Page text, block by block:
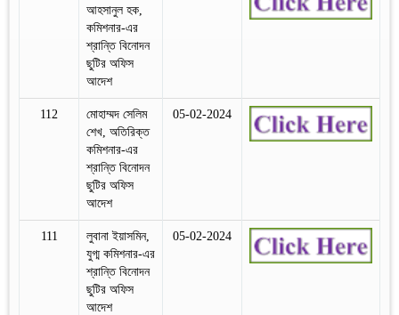
আহসানুল হক,
কমিশনার-এর
শ্রান্তি বিনোদন
ছুটির অফিস
আদেশ
112
মোহাম্মদ সেলিম
শেখ, অতিরিক্ত
কমিশনার-এর
শ্রান্তি বিনোদন
ছুটির অফিস
আদেশ
05-02-2024
111
লুবানা ইয়াসমিন,
যুগ্ম কমিশনার-এর
শ্রান্তি বিনোদন
ছুটির অফিস
আদেশ
05-02-2024